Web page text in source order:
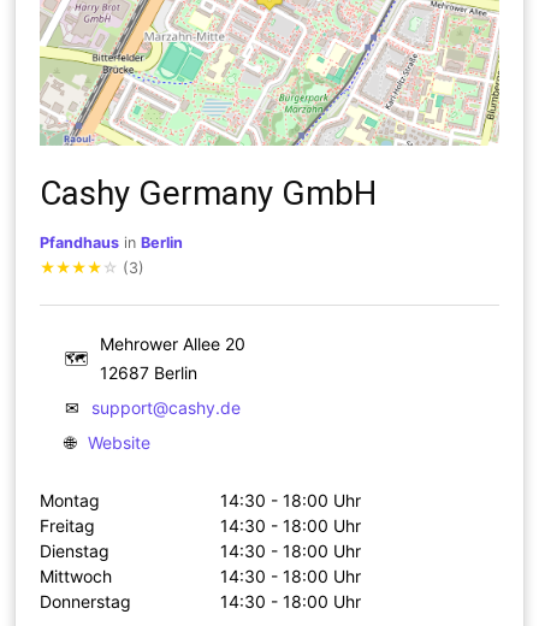
Cashy Germany GmbH
Pfandhaus inBerlin
★★★★ ☆ (3)
🗺
Mehrower Allee 20
12687 Berlin
✉
support@cashy.de
🌐 Website
Montag
14:30 - 18:00 Uhr
Freitag
14:30 - 18:00 Uhr
Dienstag
14:30 - 18:00 Uhr
Mittwoch
14:30 - 18:00 Uhr
Donnerstag
14:30 - 18:00 Uhr